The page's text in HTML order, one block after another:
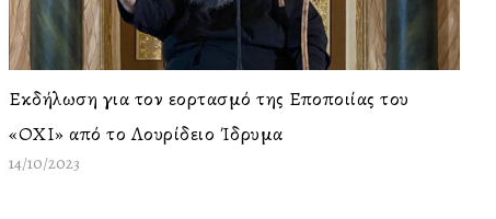
Εκδήλωση για τον εορτασμό της Εποποιίας του
«ΟΧΙ» από το Λουρίδειο Ίδρυμα
14/10/2023